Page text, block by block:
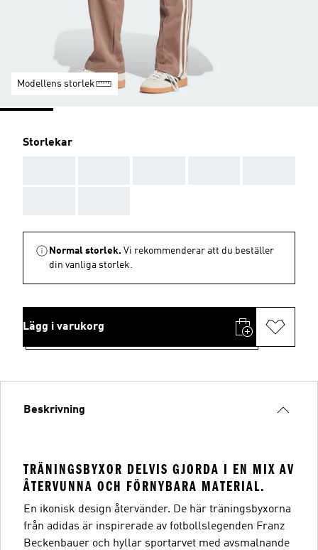
Modellens storlek
Storlekar
Normal storlek. Vi rekommenderar att du beställer
din vanliga storlek.
Lägg i varukorg
Beskrivning
TRÄNINGSBYXOR DELVIS GJORDA I EN MIX AV
ÅTERVUNNA OCH FÖRNYBARA MATERIAL.
En ikonisk design återvänder. De här träningsbyxorna
från adidas är inspirerade av fotbollslegenden Franz
Beckenbauer och hyllar sportarvet med avsmalnande